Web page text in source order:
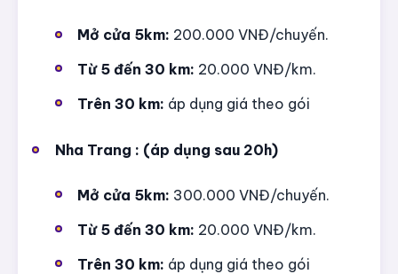
Mở cửa 5km: 200.000 VNĐ/chuyến.
Từ 5 đến 30 km: 20.000 VNĐ/km.
Trên 30 km: áp dụng giá theo gói
Nha Trang : (áp dụng sau 20h)
Mở cửa 5km: 300.000 VNĐ/chuyến.
Từ 5 đến 30 km: 20.000 VNĐ/km.
Trên 30 km: áp dụng giá theo gói